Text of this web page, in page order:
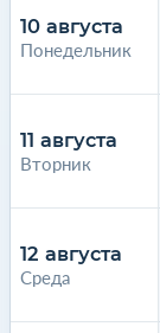
10 августа
Понедельник
11 августа
Вторник
12 августа
Среда